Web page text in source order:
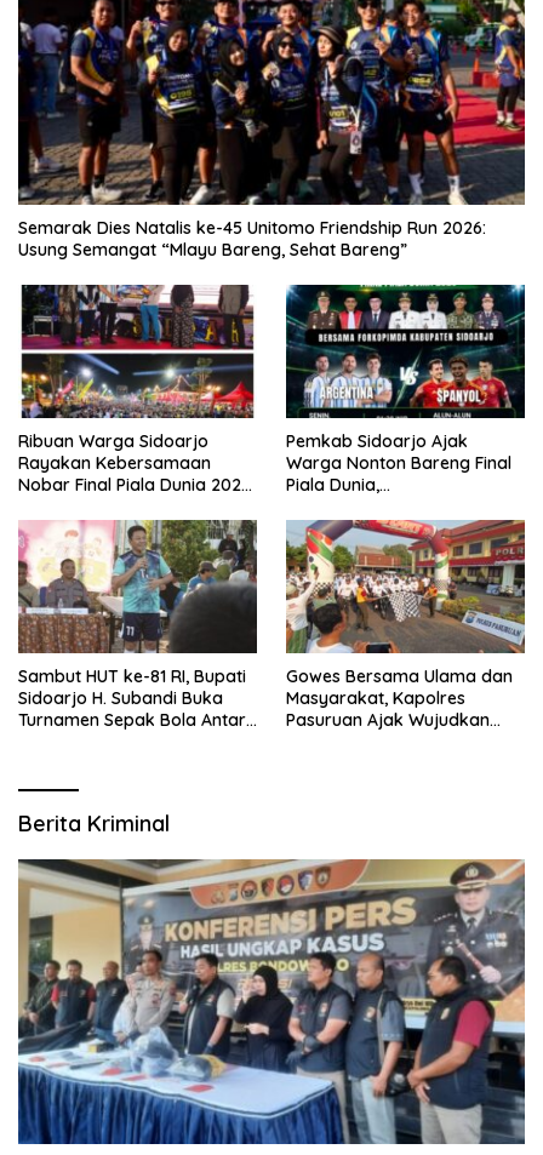
Semarak Dies Natalis ke-45 Unitomo Friendship Run 2026:
Usung Semangat “Mlayu Bareng, Sehat Bareng”
Ribuan Warga Sidoarjo
Rayakan Kebersamaan
Nobar Final Piala Dunia 2026
Forkopimda
Pemkab Sidoarjo Ajak
Warga Nonton Bareng Final
Piala Dunia,
Sambut HUT ke-81 RI, Bupati
Sidoarjo H. Subandi Buka
Turnamen Sepak Bola Antar
Gowes Bersama Ulama dan
Masyarakat, Kapolres
Pasuruan Ajak Wujudkan
Berita Kriminal